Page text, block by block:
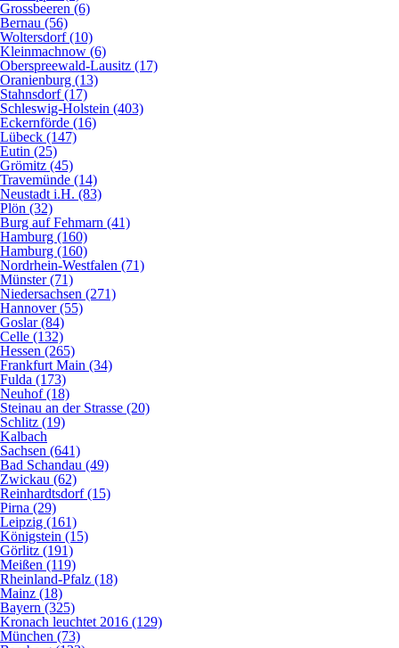
Grossbeeren (6)
Bernau (56)
Woltersdorf (10)
Kleinmachnow (6)
Oberspreewald-Lausitz (17)
Oranienburg (13)
Stahnsdorf (17)
Schleswig-Holstein (403)
Eckernförde (16)
Lübeck (147)
Eutin (25)
Grömitz (45)
Travemünde (14)
Neustadt i.H. (83)
Plön (32)
Burg auf Fehmarn (41)
Hamburg (160)
Hamburg (160)
Nordrhein-Westfalen (71)
Münster (71)
Niedersachsen (271)
Hannover (55)
Goslar (84)
Celle (132)
Hessen (265)
Frankfurt Main (34)
Fulda (173)
Neuhof (18)
Steinau an der Strasse (20)
Schlitz (19)
Kalbach
Sachsen (641)
Bad Schandau (49)
Zwickau (62)
Reinhardtsdorf (15)
Pirna (29)
Leipzig (161)
Königstein (15)
Görlitz (191)
Meißen (119)
Rheinland-Pfalz (18)
Mainz (18)
Bayern (325)
Kronach leuchtet 2016 (129)
München (73)